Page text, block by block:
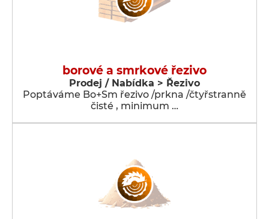
borové a smrkové řezivo
Prodej / Nabídka > Řezivo
Poptáváme Bo+Sm řezivo /prkna /čtyřstranně
čisté , minimum …